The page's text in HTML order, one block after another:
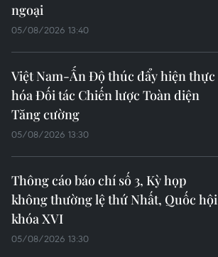
ngoại
05/08/2026 13:40
Việt Nam-Ấn Độ thúc đẩy hiện thực
hóa Đối tác Chiến lược Toàn diện
Tăng cường
05/08/2026 13:30
Thông cáo báo chí số 3, Kỳ họp
không thường lệ thứ Nhất, Quốc hội
khóa XVI
05/08/2026 13:30